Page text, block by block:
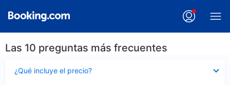
Las 10 preguntas más frecuentes
¿Qué incluye el precio?
cerrado